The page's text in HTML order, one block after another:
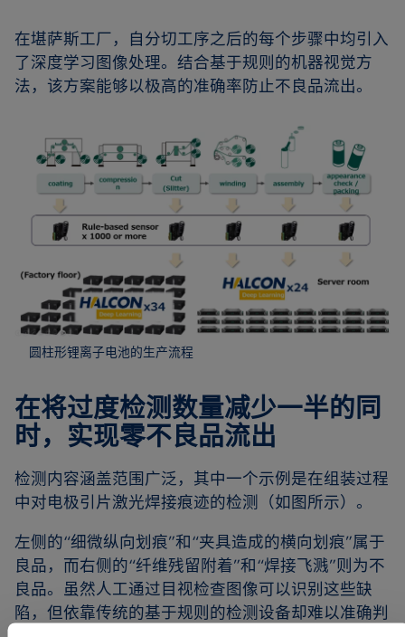
在堪萨斯工厂，自分切工序之后的每个步骤中均引入
了深度学习图像处理。结合基于规则的机器视觉方
法，该方案能够以极高的准确率防止不良品流出。
圆柱形锂离子电池的生产流程
在将过度检测数量减少一半的同
时，实现零不良品流出
检测内容涵盖范围广泛，其中一个示例是在组装过程
中对电极引片激光焊接痕迹的检测（如图所示）。
左侧的“细微纵向划痕”和“夹具造成的横向划痕”属于
良品，而右侧的“纤维残留附着”和“焊接飞溅”则为不
良品。虽然人工通过目视检查图像可以识别这些缺
陷，但依靠传统的基于规则的检测设备却难以准确判